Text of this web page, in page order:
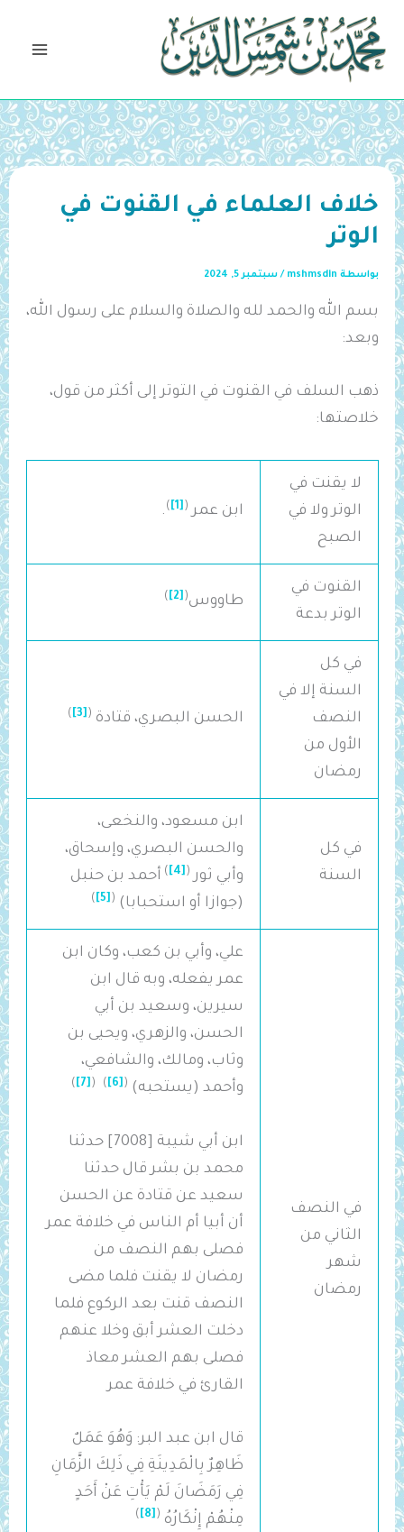
تخطي
المحتوى
خلاف العلماء في القنوت في
الوتر
بواسطة mshmsdin
/سبتمبر 5, 2024
بسم الله والحمد لله والصلاة والسلام على رسول الله،
وبعد:
ذهب السلف في القنوت في التوتر إلى أكثر من قول،
خلاصتها:
لا يقنت في
الوتر ولا في
الصبح
ابن عمر (
[1]
)
.
القنوت في
الوتر بدعة
طاووس(
[2]
)
في كل
السنة إلا في
النصف
الأول من
رمضان
الحسن البصري، قتادة (
[3]
)
في كل
السنة
ابن مسعود، والنخعى،
والحسن البصري، وإسحاق،
وأبي ثور (
[4]
) أحمد بن حنبل
(جوازا أو استحبابا) (
[5]
)
في النصف
الثاني من
شهر
رمضان
علي، وأبي بن كعب، وكان ابن
عمر يفعله، وبه قال ابن
سيرين، وسعيد بن أبي
الحسن، والزهري، ويحيى بن
وثاب، ومالك، والشافعي،
وأحمد (يستحبه) (
[6]
)
(
[7]
)
ابن أبي شيبة [7008] حدثنا
محمد بن بشر قال حدثنا
سعيد عن قتادة عن الحسن
أن أبيا أم الناس في خلافة عمر
فصلى بهم النصف من
رمضان لا يقنت فلما مضى
النصف قنت بعد الركوع فلما
دخلت العشر أبق وخلا عنهم
فصلى بهم العشر معاذ
القارئ في خلافة عمر
قال ابن عبد البر: وَهُوَ عَمَلٌ
ظَاهِرٌ بِالْمَدِينَةِ فِي ذَلِكَ الزَّمَانِ
فِي رَمَضَانَ لَمْ يَأْتِ عَنْ أَحَدٍ
مِنْهُمْ إِنْكَارُهُ (
[8]
)